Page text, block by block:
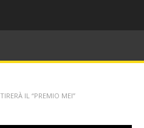
IL “PREMIO MEI”